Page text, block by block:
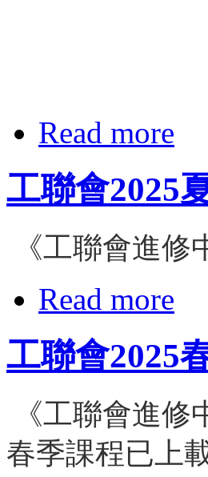
Read more
工聯會2025
《工聯會進修
Read more
工聯會2025
《工聯會進修
春季課程已上